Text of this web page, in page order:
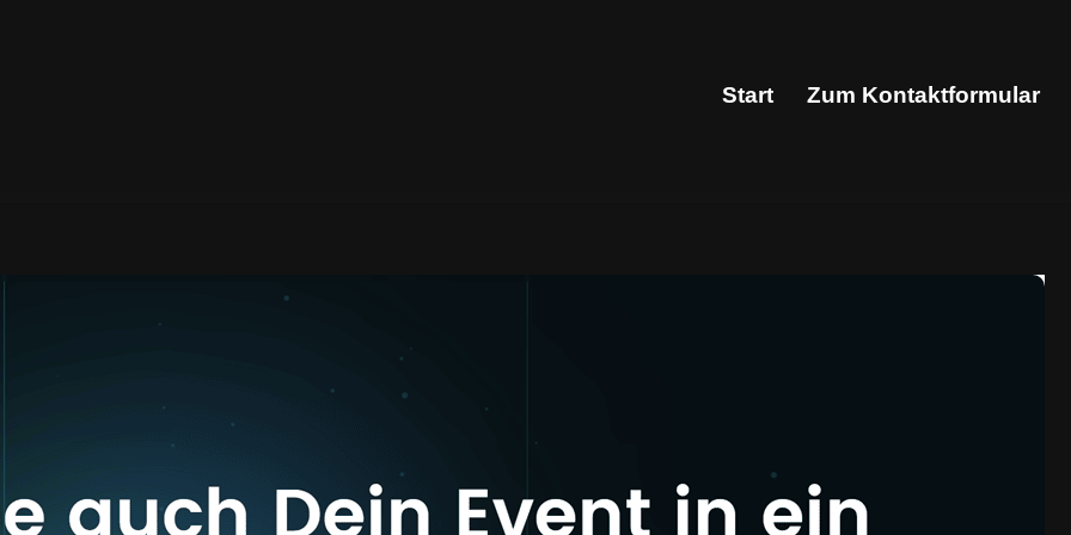
Start Zum Kontaktformular